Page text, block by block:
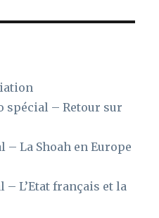
spécial – Retour sur
– La Shoah en Europe
– L’Etat français et la